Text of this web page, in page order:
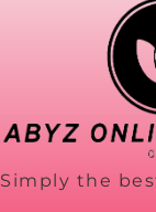
Simply the